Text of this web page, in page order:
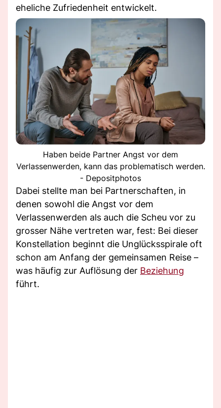
eheliche Zufriedenheit entwickelt.
Haben beide Partner Angst vor dem
Verlassenwerden, kann das problematisch werden.
- Depositphotos
Dabei stellte man bei Partnerschaften, in
denen sowohl die Angst vor dem
Verlassenwerden als auch die Scheu vor zu
grosser Nähe vertreten war, fest: Bei dieser
Konstellation beginnt die Unglücksspirale oft
schon am Anfang der gemeinsamen Reise –
was häufig zur Auflösung der Beziehung
führt.